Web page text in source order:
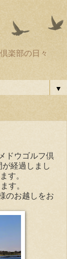
楽部の日々
▼
ドウゴルフ倶
経過しまし
す。
す。
のお越しをお